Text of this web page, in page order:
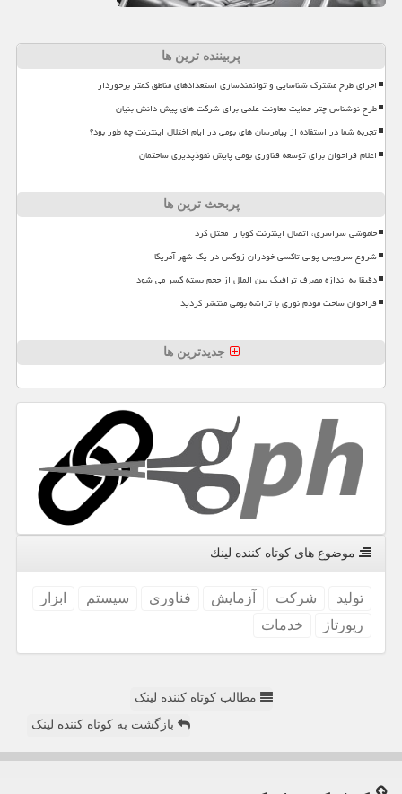
پربیننده ترین ها
اجرای طرح مشترک شناسایی و توانمندسازی استعدادهای مناطق کمتر برخوردار
طرح نوشناس چتر حمایت معاونت علمی برای شرکت های پیش دانش بنیان
تجربه شما در استفاده از پیامرسان های بومی در ایام اختلال اینترنت چه طور بود؟
اعلام فراخوان برای توسعه فناوری بومی پایش نفوذپذیری ساختمان
پربحث ترین ها
خاموشی سراسری، اتصال اینترنت کوبا را مختل کرد
شروع سرویس پولی تاکسی خودران زوکس در یک شهر آمریکا
دقیقا به اندازه مصرف ترافیک بین الملل از حجم بسته کسر می شود
فراخوان ساخت مودم نوری با تراشه بومی منتشر گردید
جدیدترین ها
موضوع های كوتاه كننده لینك
تولید شركت آزمایش فناوری سیستم
ابزار
رپورتاژ
خدمات
مطالب کوتاه کننده لینک
بازگشت به کوتاه کننده لینک